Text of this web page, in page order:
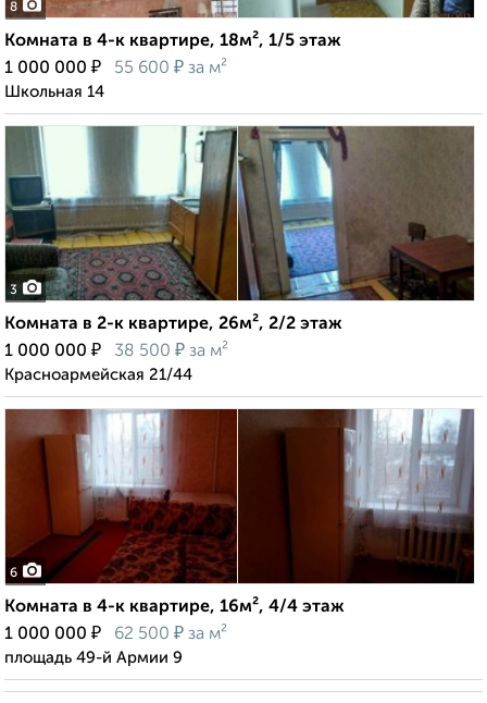
8
Комната в 4-к квартире, 18м², 1/5 этаж
1 000 000 ₽ 55 600 ₽ за м²
Школьная 14
3
Комната в 2-к квартире, 26м², 2/2 этаж
1 000 000 ₽ 38 500 ₽ за м²
Красноармейская 21/44
6
Комната в 4-к квартире, 16м², 4/4 этаж
1 000 000 ₽ 62 500 ₽ за м²
площадь 49-й Армии 9